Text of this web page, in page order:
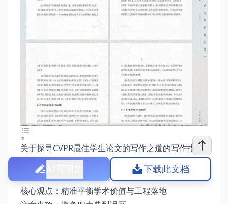
关于探寻CVPR最佳学生论文的写作之道的写作指南
写作思路：聚焦创新性与方法论的双重突破
写作技巧：构建金字塔式论证结构
核心观点：精准平衡学术价值与工程落地
下载此文档